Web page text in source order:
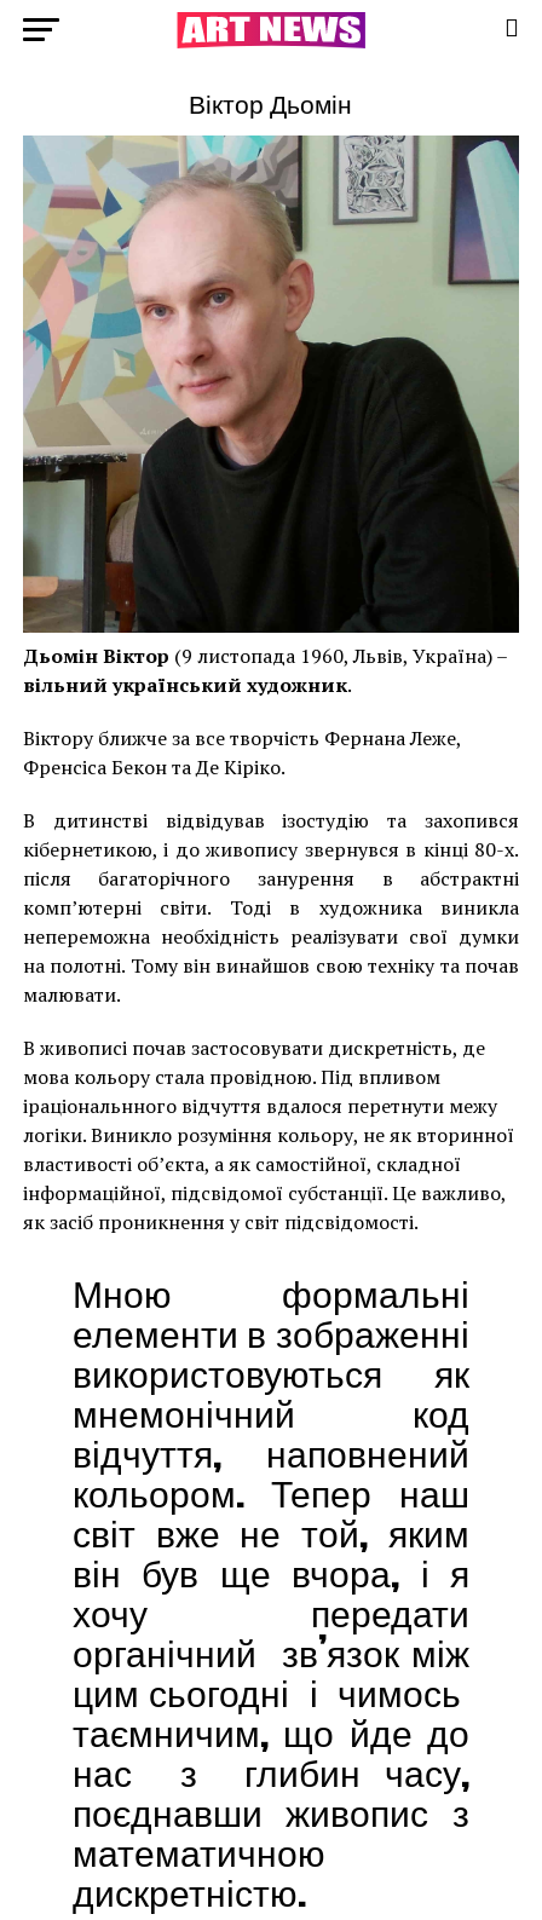
Віктор Дьомін
Дьомін Віктор (9 листопада 1960, Львів, Україна) –
вільний український художник.
Віктору ближче за все творчість Фернана Леже,
Френсіса Бекон та Де Кіріко.
В дитинстві відвідував ізостудію та захопився
кібернетикою, і до живопису звернувся в кінці 80-х.
після багаторічного занурення в абстрактні
комп’ютерні світи. Тоді в художника виникла
непереможна необхідність реалізувати свої думки
на полотні. Тому він винайшов свою техніку та почав
малювати.
В живописі почав застосовувати дискретність, де
мова кольору стала провідною. Під впливом
іраціональнного відчуття вдалося перетнути межу
логіки. Виникло розуміння кольору, не як вторинної
властивості об’єкта, а як самостійної, складної
інформаційної, підсвідомої субстанції. Це важливо,
як засіб проникнення у світ підсвідомості.
Мною формальні
елементи в зображенні
використовуються як
мнемонічний код
відчуття, наповнений
кольором. Тепер наш
світ вже не той, яким
він був ще вчора, і я
хочу передати
органічний зв’язок між
цим сьогодні і чимось
таємничим, що йде до
нас з глибин часу,
поєднавши живопис з
математичною
дискретністю.